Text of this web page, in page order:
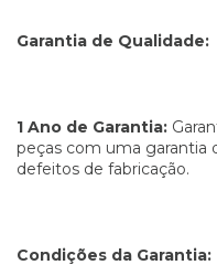
Garantia de Qualidade:
1 Ano de Garantia:
peças com uma garantia
defeitos de fabricação.
Condições da Garantia: